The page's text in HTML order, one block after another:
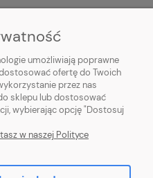
umożliwiają poprawne
ofertę do Twoich
przez nas
sklepu lub dostosować
wybierając opcję "Dostosuj
w naszej Polityce